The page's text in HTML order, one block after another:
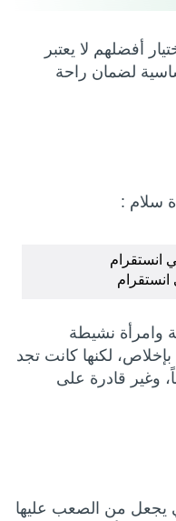
أفضلهم لا يعتبر
لضمان راحة
سلام :
وامرأة نشيطة
لكنها كانت تجد
وغير قادرة على
يجعل من الصعب عليها